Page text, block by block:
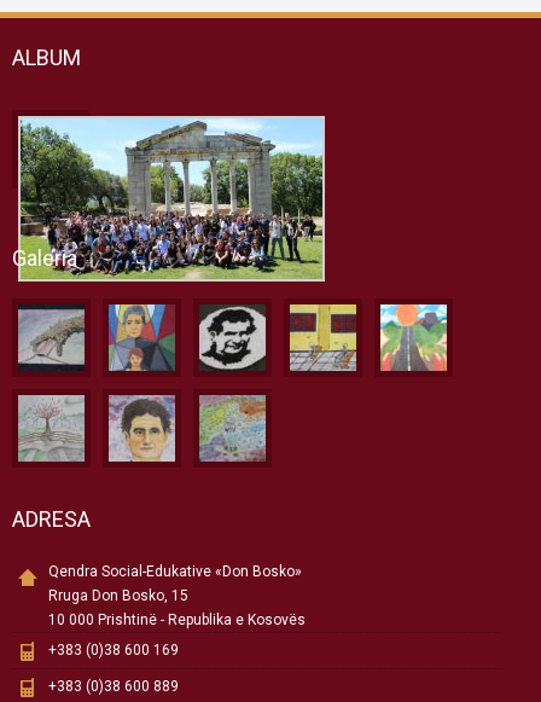
ALBUM
Galeria
ADRESA
Qendra Social-Edukative «Don Bosko»
Rruga Don Bosko, 15
10 000 Prishtinë - Republika e Kosovës
+383 (0)38 600 169
+383 (0)38 600 889